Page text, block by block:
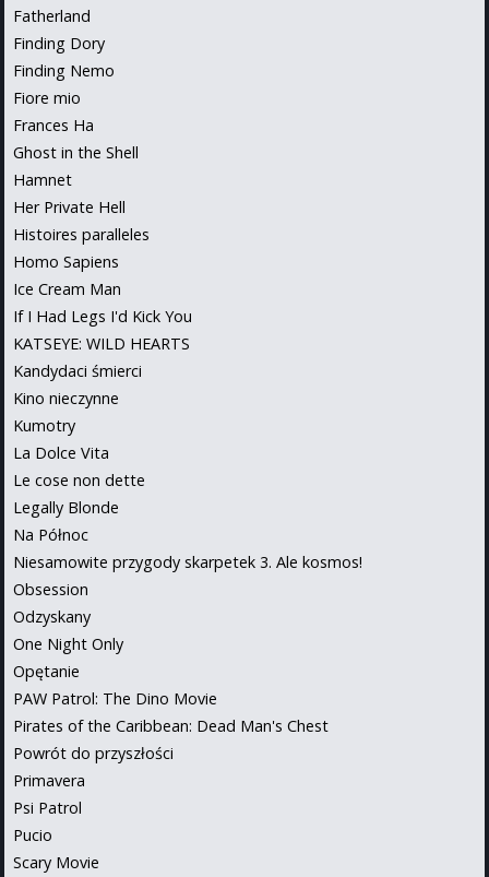
Fatherland
Finding Dory
Finding Nemo
Fiore mio
Frances Ha
Ghost in the Shell
Hamnet
Her Private Hell
Histoires paralleles
Homo Sapiens
Ice Cream Man
If I Had Legs I'd Kick You
KATSEYE: WILD HEARTS
Kandydaci śmierci
Kino nieczynne
Kumotry
La Dolce Vita
Le cose non dette
Legally Blonde
Na Północ
Niesamowite przygody skarpetek 3. Ale kosmos!
Obsession
Odzyskany
One Night Only
Opętanie
PAW Patrol: The Dino Movie
Pirates of the Caribbean: Dead Man's Chest
Powrót do przyszłości
Primavera
Psi Patrol
Pucio
Scary Movie